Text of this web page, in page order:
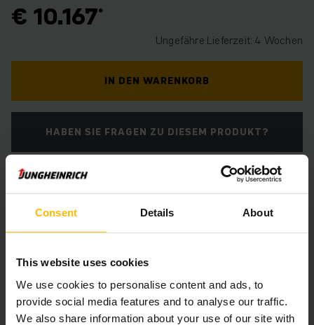
Consent Details About
This website uses cookies
We use cookies to personalise content and ads, to
provide social media features and to analyse our traffic.
We also share information about your use of our site with
€ 10.167
Ungefähre Lieferzeit: 4 Wochen
IN DEN WARENKORB
HABEN SIE FRAGEN ZU DIESEM PRODUKT?
Der Zwischenverkauf ist vorbehalten.
Produktinformationen
Der folgende Abschnitt bietet eine umfassende
Zusammenfassung der technischen Spezifikationen und
Ausstattungen des Fahrzeugs.